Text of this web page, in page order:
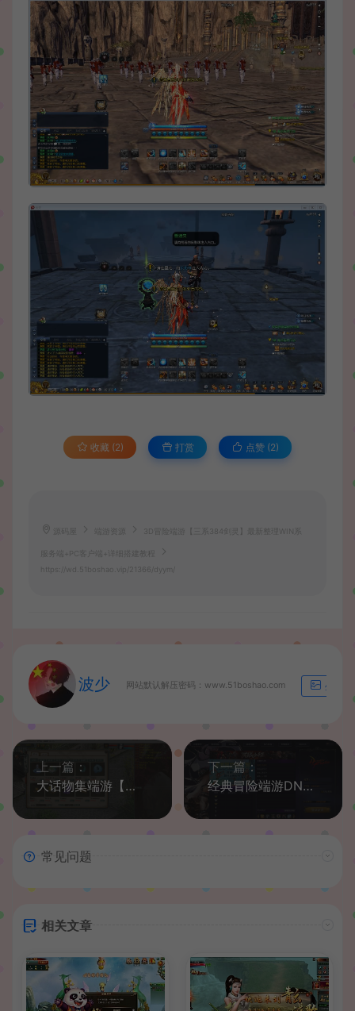
收藏 (2) 打赏 点赞 (2)
端游资源 3D冒险端游【三系384剑灵】最新整理WIN系
服务端+PC客户端+详细搭建教程
https://wd.51boshao.vip/21366/dyym/
波少 网站默认解压密码：www.51boshao.com 生成海
上一篇：
大话物集端游【物集四种族单水墨飞行器任务活动精修端】最新整理WIN系服务端+PC客户端+全套源码+详细搭建教程
下一篇：
经典冒险端游DNF花枝3.4破解全套+搭建教程
常见问题
相关文章